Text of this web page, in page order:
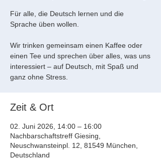
Für alle, die Deutsch lernen und die
Sprache üben wollen.
Wir trinken gemeinsam einen Kaffee oder
einen Tee und sprechen über alles, was uns
interessiert – auf Deutsch, mit Spaß und
ganz ohne Stress.
Zeit & Ort
02. Juni 2026, 14:00 – 16:00
Nachbarschaftstreff Giesing,
Neuschwansteinpl. 12, 81549 München,
Deutschland